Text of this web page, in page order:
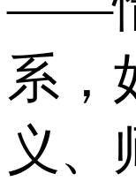
系，
义、